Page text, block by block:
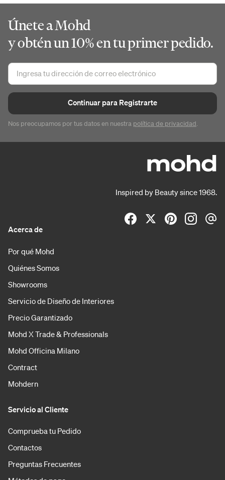
Únete a Mohd
y obtén un 10% en tu primer pedido.
Continuar para Registrarte
Nos preocupamos por tus datos en nuestra política de privacidad.
Inspired by Beauty since 1968.
Acerca de
Por qué Mohd
Quiénes Somos
Showrooms
Servicio de Diseño de Interiores
Precio Garantizado
Mohd X Trade & Professionals
Mohd Officina Milano
Contract
Mohdern
Servicio al Cliente
Comprueba tu Pedido
Contactos
Preguntas Frecuentes